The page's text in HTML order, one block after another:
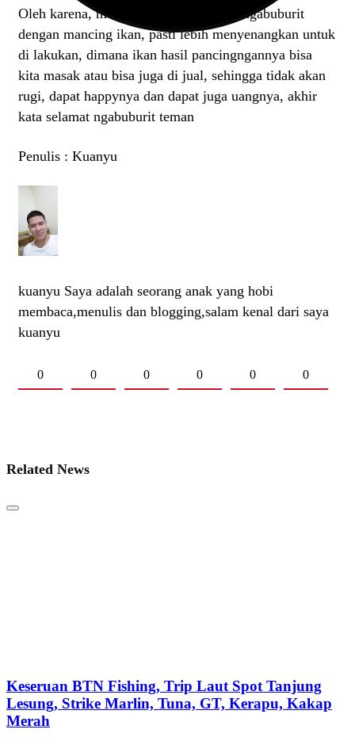
Oleh karena, mulai dari sekarang, yuk ngabuburit
dengan mancing ikan, pasti lebih menyenangkan untuk
di lakukan, dimana ikan hasil pancingngannya bisa
kita masak atau bisa juga di jual, sehingga tidak akan
rugi, dapat happynya dan dapat juga uangnya, akhir
kata selamat ngabuburit teman
Penulis : Kuanyu
kuanyu Saya adalah seorang anak yang hobi
membaca,menulis dan blogging,salam kenal dari saya
kuanyu
0 0 0 0 0 0
Related News
Keseruan BTN Fishing, Trip Laut Spot Tanjung
Lesung, Strike Marlin, Tuna, GT, Kerapu, Kakap
Merah